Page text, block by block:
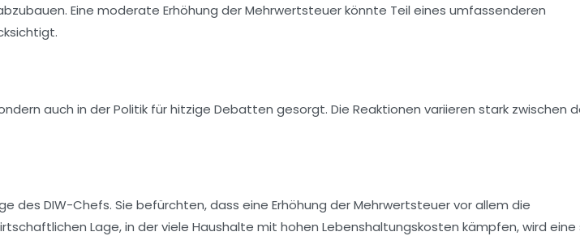
Eine moderate Erhöhung der Mehrwertsteuerkönnte Teil eines umfassenderen
auch in der Politik für hitzige Debatten gesorgt. Die Reaktionen variieren stark zwischen
des DIW-Chefs. Sie befürchten, dass eine Erhöhung der Mehrwertsteuer vor allem die
Lage, in der viele Haushalte mit hohen Lebenshaltungskosten kämpfen, wird eine